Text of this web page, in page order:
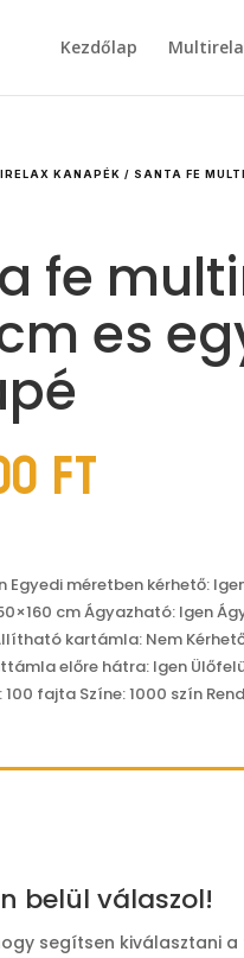
Kezdőlap
KANAPÉK / SANTA FE
fe
es
Ft
Egyedi méretben kérhető:
cm Ágyazható: Igen
kartámla: Nem
előre hátra: Igen
fajta Színe: 1000 szín
belül válaszol!
segítsen kiválasztani